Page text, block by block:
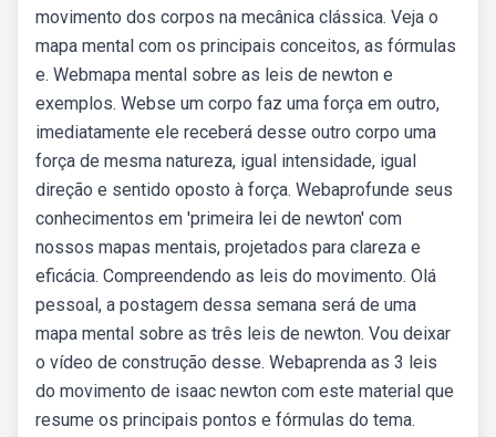
movimento dos corpos na mecânica clássica. Veja o
mapa mental com os principais conceitos, as fórmulas
e. Webmapa mental sobre as leis de newton e
exemplos. Webse um corpo faz uma força em outro,
imediatamente ele receberá desse outro corpo uma
força de mesma natureza, igual intensidade, igual
direção e sentido oposto à força. Webaprofunde seus
conhecimentos em 'primeira lei de newton' com
nossos mapas mentais, projetados para clareza e
eficácia. Compreendendo as leis do movimento. Olá
pessoal, a postagem dessa semana será de uma
mapa mental sobre as três leis de newton. Vou deixar
o vídeo de construção desse. Webaprenda as 3 leis
do movimento de isaac newton com este material que
resume os principais pontos e fórmulas do tema.